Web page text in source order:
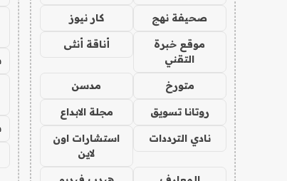
صحيفة نهج كار نيوز
موقع خبرة
التقني
أناقة أنثى
متورخ مدسن
روتانا تسويق مجلة الابداع
نادي الترددات
استشارات اون
لاين